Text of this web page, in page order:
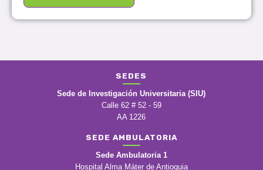
SEDES
Sede de Investigación Universitaria (SIU)
Calle 62 # 52 - 59
AA 1226
SEDE AMBULATORIA
Sede Ambulatoria 1
Hospital Alma Máter de Antioquia